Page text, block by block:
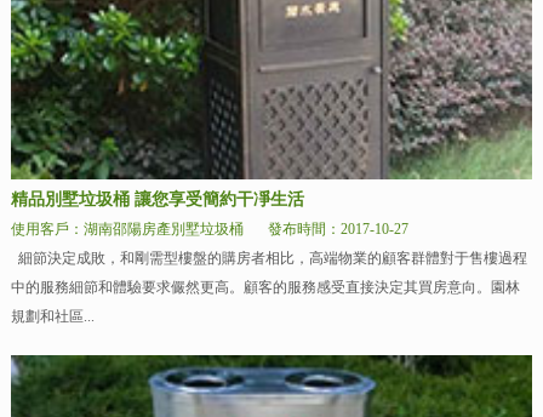
精品別墅垃圾桶 讓您享受簡約干凈生活
使用客戶：湖南邵陽房產別墅垃圾桶
發布時間：2017-10-27
細節決定成敗，和剛需型樓盤的購房者相比，高端物業的顧客群體對于售樓過程
中的服務細節和體驗要求儼然更高。顧客的服務感受直接決定其買房意向。園林
規劃和社區...